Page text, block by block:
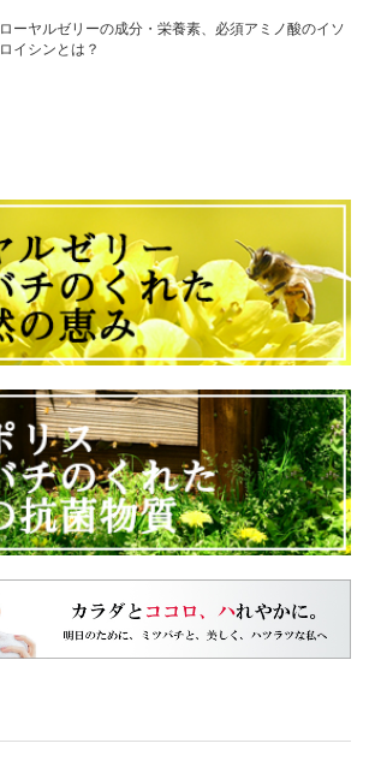
ローヤルゼリーの成分・栄養素、必須アミノ酸のイソ
ロイシンとは？